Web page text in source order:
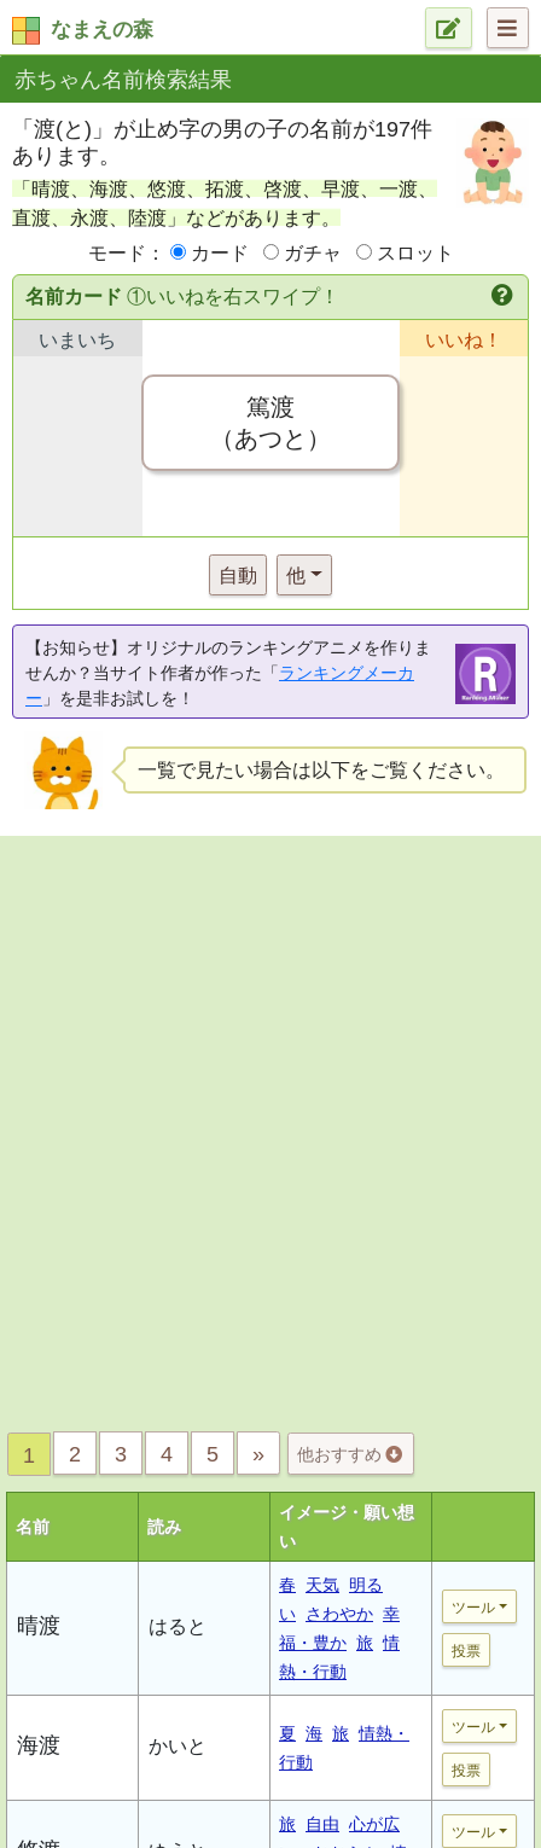
なまえの森
赤ちゃん名前検索結果
「渡(と)」が止め字の男の子の名前が197件
あります。
「晴渡、海渡、悠渡、拓渡、啓渡、早渡、一渡、
直渡、永渡、陸渡」などがあります。
モード：
カード ガチャ スロット
名前カード ①いいねを右スワイプ！
いまいち
篤渡
（あつと）
いいね！
自動 他
【お知らせ】オリジナルのランキングアニメを作りま
せんか？当サイト作者が作った「ランキングメーカ
ー 」を是非お試しを！
一覧で見たい場合は以下をご覧ください。
1 2 3 4 5 » 他おすすめ
名前 読み
イメージ・願い想
い
晴渡 はると
春 天気 明る
い さわやか 幸
福・豊か 旅 情
熱・行動
ツール
投票
海渡 かいと
夏 海 旅 情熱・
行動
ツール
投票
旅 自由 心が広
ツール